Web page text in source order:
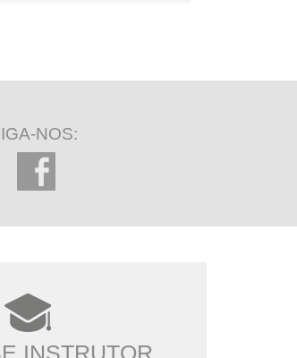
NOS:
INSTRUTOR